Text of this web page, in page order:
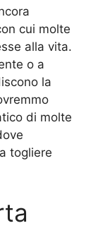
cui molte
alla vita.
o a
la
di molte
togliere